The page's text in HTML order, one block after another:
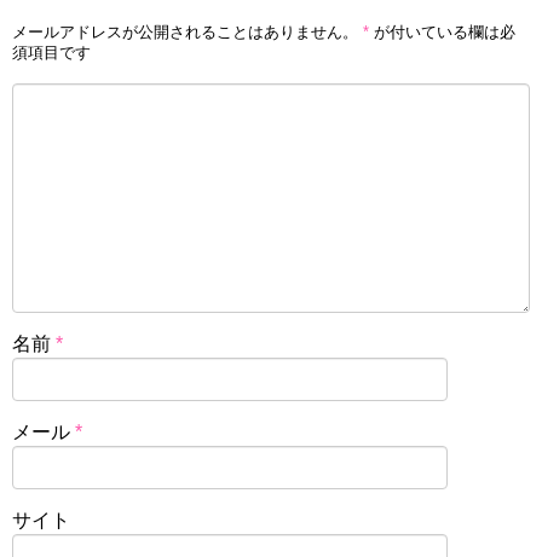
メールアドレスが公開されることはありません。 * が付いている欄は必
須項目です
名前 *
メール *
サイト